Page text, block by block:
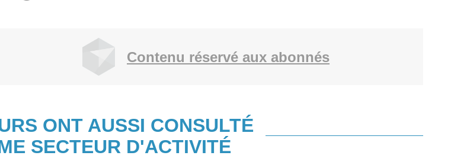
Contenu réservé aux abonnés
ONT AUSSI CONSULTÉ
SECTEUR D'ACTIVITÉ